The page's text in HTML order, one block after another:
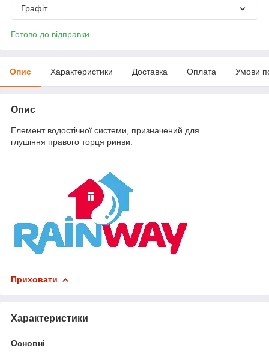
Графіт
Готово до відправки
Опис Характеристики Доставка Оплата Умови
Опис
Елемент водостічної системи, призначений для
глушіння правого торця ринви.
Приховати
Характеристики
Основні